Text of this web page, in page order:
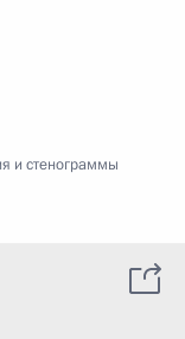
и стенограммы